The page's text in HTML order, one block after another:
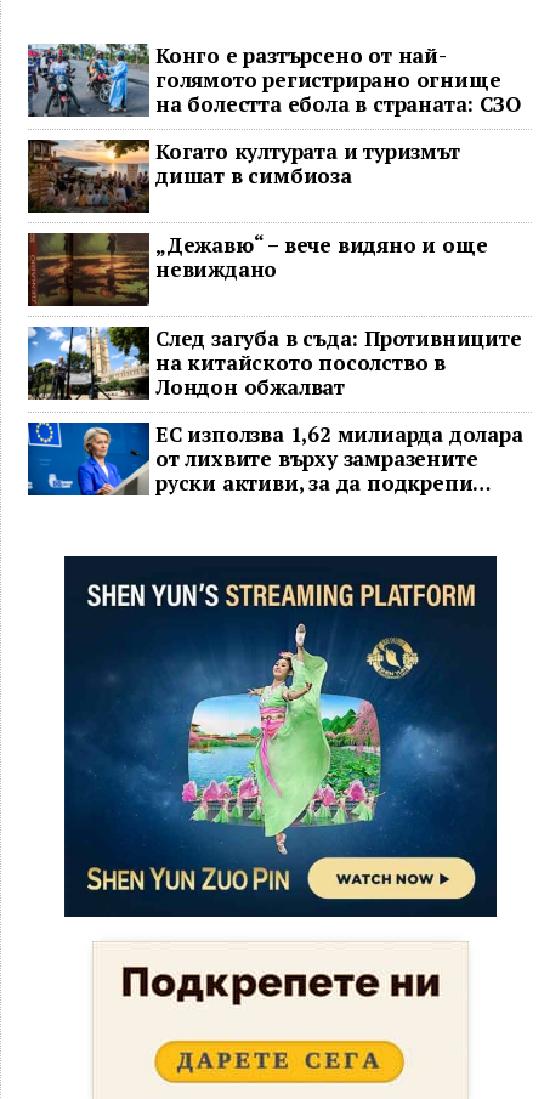
Конго е разтърсено от най-
голямото регистрирано огнище
на болестта ебола в страната: СЗО
Когато културата и туризмът
дишат в симбиоза
„Дежавю“ – вече видяно и още
невиждано
След загуба в съда: Противниците
на китайското посолство в
Лондон обжалват
ЕС използва 1,62 милиарда долара
от лихвите върху замразените
руски активи, за да подкрепи